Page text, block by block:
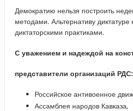
Демократию нельзя построить
методами. Альтернативу диктатуре
диктаторскими практиками.
С уважением и надеждой на
представители организаций РДС:
Российское антивоенное
Ассамблея народов Кавказа,